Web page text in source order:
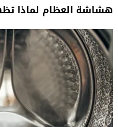
هشاشة العظام لماذا